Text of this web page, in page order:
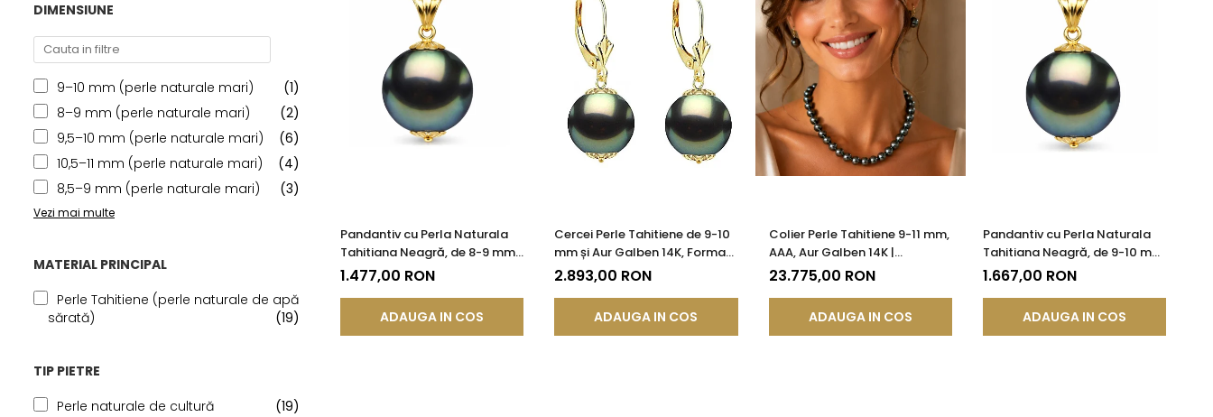
DIMENSIUNE
9–10 mm (perle naturale mari)
(1)
8–9 mm (perle naturale mari)
(2)
9,5–10 mm (perle naturale mari)
(6)
10,5–11 mm (perle naturale mari)
(4)
8,5–9 mm (perle naturale mari)
(3)
Vezi mai multe
MATERIAL PRINCIPAL
Perle Tahitiene (perle naturale de apă
sărată)
(19)
TIP PIETRE
Perle naturale de cultură
(19)
Pandantiv cu Perla Naturala
Tahitiana Neagră, de 8-9 mm
si Aur de 14k
1.477,00 RON
ADAUGA IN COS
Cercei Perle Tahitiene de 9-10
mm și Aur Galben 14K, Forma
Rotundă | KASKADDA®
2.893,00 RON
ADAUGA IN COS
Colier Perle Tahitiene 9-11 mm,
AAA, Aur Galben 14K |
KASKADDA®
23.775,00 RON
ADAUGA IN COS
Pandantiv cu Perla Naturala
Tahitiana Neagră, de 9-10 mm
si Aur de 14k
1.667,00 RON
ADAUGA IN COS